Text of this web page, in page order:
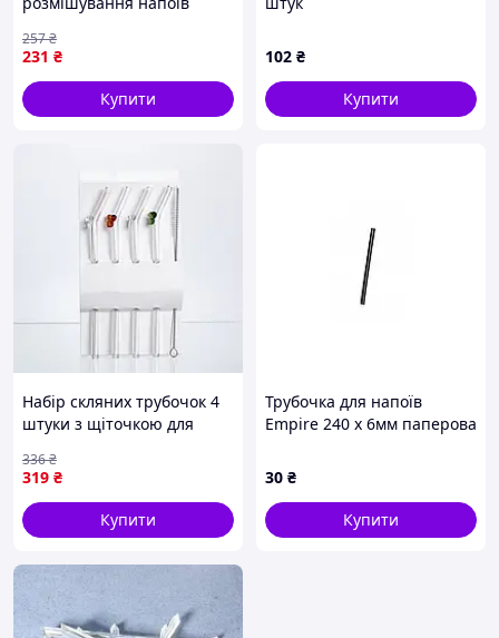
1000 шт
231 ₴
257₴
Купити
102 ₴
Купити
Набір скляних трубочок 4
штуки з щіточкою для
соломинки коктейлів
напоїв HP-34-83 д DC
319 ₴
336₴
Купити
Трубочка для напоїв
Empire 240 x 6мм паперова
30 ₴
Купити